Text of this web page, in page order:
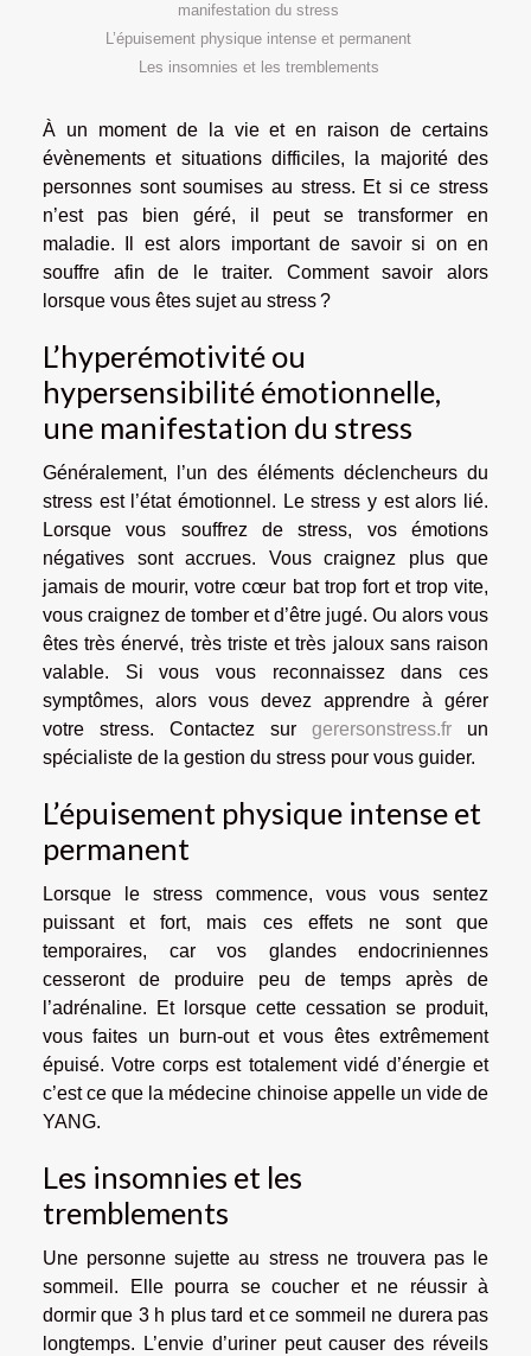
manifestation du stress
L’épuisement physique intense et permanent
Les insomnies et les tremblements
À un moment de la vie et en raison de certains
évènements et situations difficiles, la majorité des
personnes sont soumises au stress. Et si ce stress
n’est pas bien géré, il peut se transformer en
maladie. Il est alors important de savoir si on en
souffre afin de le traiter. Comment savoir alors
lorsque vous êtes sujet au stress ?
L’hyperémotivité ou
hypersensibilité émotionnelle,
une manifestation du stress
Généralement, l’un des éléments déclencheurs du
stress est l’état émotionnel. Le stress y est alors lié.
Lorsque vous souffrez de stress, vos émotions
négatives sont accrues. Vous craignez plus que
jamais de mourir, votre cœur bat trop fort et trop vite,
vous craignez de tomber et d’être jugé. Ou alors vous
êtes très énervé, très triste et très jaloux sans raison
valable. Si vous vous reconnaissez dans ces
symptômes, alors vous devez apprendre à gérer
votre stress. Contactez sur gerersonstress.fr un
spécialiste de la gestion du stress pour vous guider.
L’épuisement physique intense et
permanent
Lorsque le stress commence, vous vous sentez
puissant et fort, mais ces effets ne sont que
temporaires, car vos glandes endocriniennes
cesseront de produire peu de temps après de
l’adrénaline. Et lorsque cette cessation se produit,
vous faites un burn-out et vous êtes extrêmement
épuisé. Votre corps est totalement vidé d’énergie et
c’est ce que la médecine chinoise appelle un vide de
YANG.
Les insomnies et les
tremblements
Une personne sujette au stress ne trouvera pas le
sommeil. Elle pourra se coucher et ne réussir à
dormir que 3 h plus tard et ce sommeil ne durera pas
longtemps. L’envie d’uriner peut causer des réveils